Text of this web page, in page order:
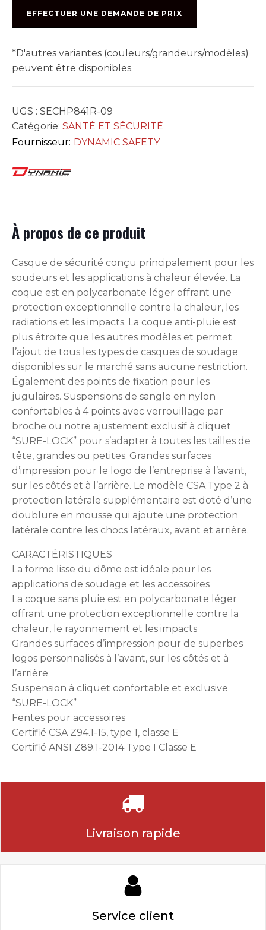
GRIS
DY
EFFECTUER UNE DEMANDE DE PRIX
*D'autres variantes (couleurs/grandeurs/modèles)
peuvent être disponibles.
UGS : SECHP841R-09
Catégorie: SANTÉ ET SÉCURITÉ
Fournisseur: DYNAMIC SAFETY
À propos de ce produit
Casque de sécurité conçu principalement pour les
soudeurs et les applications à chaleur élevée. La
coque est en polycarbonate léger offrant une
protection exceptionnelle contre la chaleur, les
radiations et les impacts. La coque anti-pluie est
plus étroite que les autres modèles et permet
l’ajout de tous les types de casques de soudage
disponibles sur le marché sans aucune restriction.
Également des points de fixation pour les
jugulaires. Suspensions de sangle en nylon
confortables à 4 points avec verrouillage par
broche ou notre ajustement exclusif à cliquet
“SURE-LOCK” pour s’adapter à toutes les tailles de
tête, grandes ou petites. Grandes surfaces
d’impression pour le logo de l’entreprise à l’avant,
sur les côtés et à l’arrière. Le modèle CSA Type 2 à
protection latérale supplémentaire est doté d’une
doublure en mousse qui ajoute une protection
latérale contre les chocs latéraux, avant et arrière.
CARACTÉRISTIQUES
La forme lisse du dôme est idéale pour les
applications de soudage et les accessoires
La coque sans pluie est en polycarbonate léger
offrant une protection exceptionnelle contre la
chaleur, le rayonnement et les impacts
Grandes surfaces d’impression pour de superbes
logos personnalisés à l’avant, sur les côtés et à
l’arrière
Suspension à cliquet confortable et exclusive
“SURE-LOCK”
Fentes pour accessoires
Certifié CSA Z94.1-15, type 1, classe E
Certifié ANSI Z89.1-2014 Type I Classe E
Livraison rapide
Service client